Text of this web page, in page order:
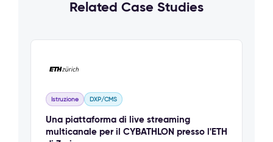
Related Case Studies
Istruzione DXP/CMS
Una piattaforma di live streaming
multicanale per il CYBATHLON presso l'ETH